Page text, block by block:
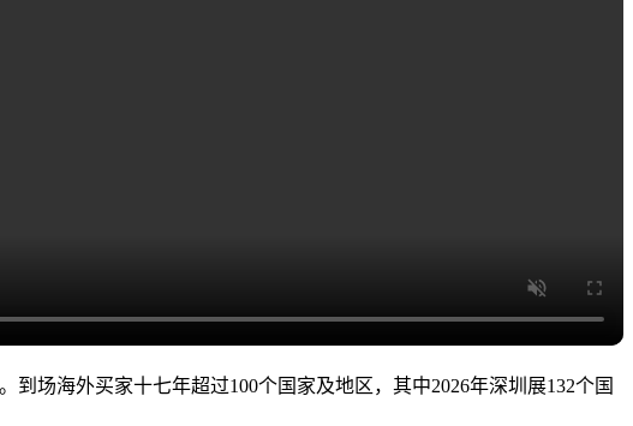
场海外买家十七年超过100个国家及地区，其中2026年深圳展132个国